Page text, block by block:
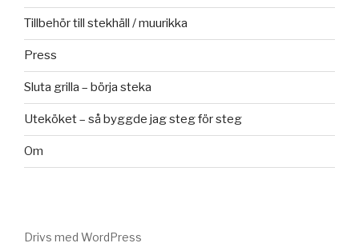
Tillbehör till stekhäll / muurikka
Press
Sluta grilla – börja steka
Uteköket – så byggde jag steg för steg
Om
Drivs med WordPress